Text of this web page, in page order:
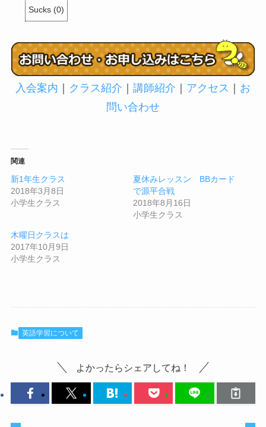
Sucks (0)
入会案内 ｜ クラス紹介 ｜ 講師紹介 ｜ アクセス ｜ お
問い合わせ
関連
新1年生クラス
2018年3月8日
小学生クラス
夏休みレッスン BBカード
で源平合戦
2018年8月16日
小学生クラス
木曜日クラスは
2017年10月9日
小学生クラス
英語学習について
よかったらシェアしてね！